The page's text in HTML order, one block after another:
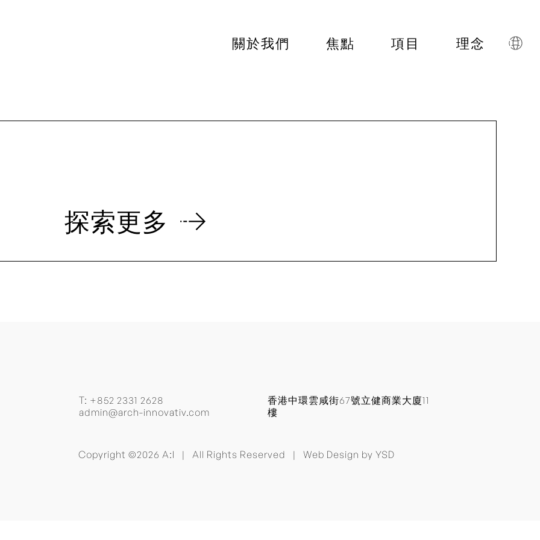
關於我們 焦點 項目 理念
探索更多
T: +852 2331 2628
admin@arch-innovativ.com
香港中環雲咸街67號立健商業大廈11
樓
Copyright ©2026 A:I | All Rights Reserved | Web Design by YSD